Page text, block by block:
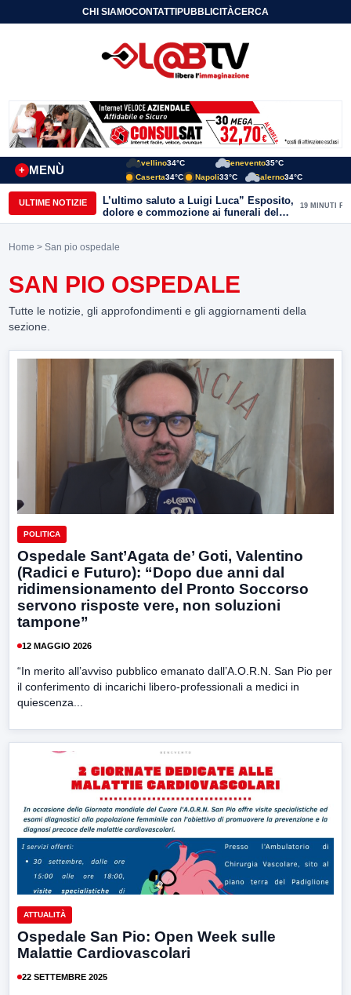
CHI SIAMOCONTATTIPUBBLICITÀCERCA
MENÙ
+
Avellino34°C Benevento35°C
Caserta34°C Napoli33°C Salerno34°C
ULTIME NOTIZIE
L’ultimo saluto a Luigi Luca” Esposito,
dolore e commozione ai funerali del
giornalista ucciso
19 MINUTI FA
Home > San pio ospedale
SAN PIO OSPEDALE
Tutte le notizie, gli approfondimenti e gli aggiornamenti della
sezione.
POLITICA
Ospedale Sant’Agata de’ Goti, Valentino
(Radici e Futuro): “Dopo due anni dal
ridimensionamento del Pronto Soccorso
servono risposte vere, non soluzioni
tampone”
12 MAGGIO 2026
“In merito all’avviso pubblico emanato dall’A.O.R.N. San Pio per
il conferimento di incarichi libero-professionali a medici in
quiescenza...
ATTUALITÀ
Ospedale San Pio: Open Week sulle
Malattie Cardiovascolari
22 SETTEMBRE 2025